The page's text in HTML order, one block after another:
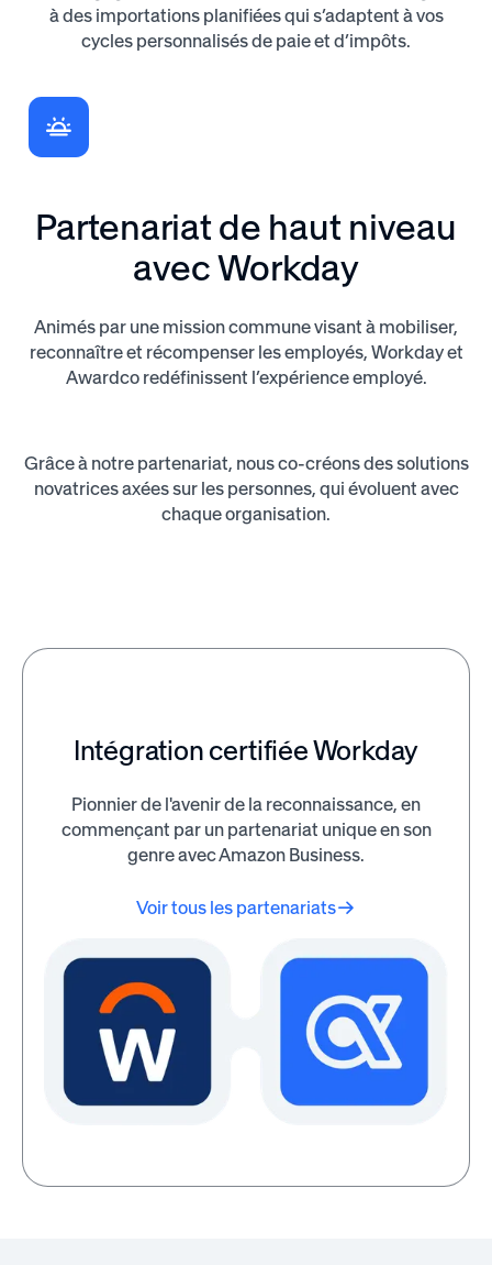
à des importations planifiées qui s’adaptent à vos
cycles personnalisés de paie et d’impôts.
Partenariat de haut niveau
avec Workday
Animés par une mission commune visant à mobiliser,
reconnaître et récompenser les employés, Workday et
Awardco redéfinissent l’expérience employé.
Grâce à notre partenariat, nous co-créons des solutions
novatrices axées sur les personnes, qui évoluent avec
chaque organisation.
Intégration certifiée Workday
Pionnier de l'avenir de la reconnaissance, en
commençant par un partenariat unique en son
genre avec Amazon Business.
Voir tous les partenariats